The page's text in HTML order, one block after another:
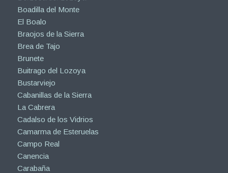
Boadilla del Monte
El Boalo
Braojos de la Sierra
Brea de Tajo
Brunete
Buitrago del Lozoya
Bustarviejo
Cabanillas de la Sierra
La Cabrera
Cadalso de los Vidrios
Camarma de Esteruelas
Campo Real
Canencia
Carabaña